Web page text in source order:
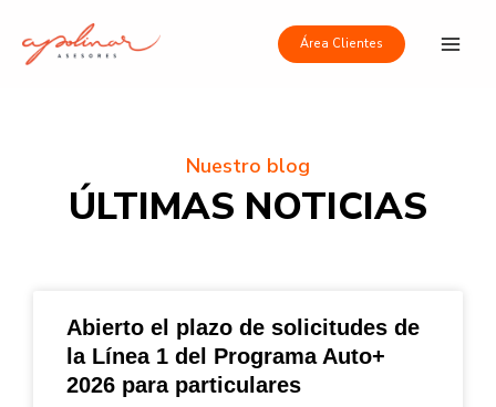
contenido
Área Clientes
Nuestro blog
ÚLTIMAS NOTICIAS
Abierto el plazo de solicitudes de
la Línea 1 del Programa Auto+
2026 para particulares